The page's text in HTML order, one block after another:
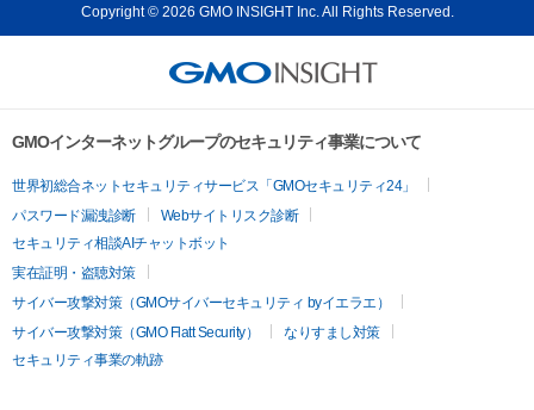
Copyright © 2026 GMO INSIGHT Inc. All Rights Reserved.
GMOインターネットグループのセキュリティ事業について
世界初総合ネットセキュリティサービス「GMOセキュリティ24」
パスワード漏洩診断
Webサイトリスク診断
セキュリティ相談AIチャットボット
実在証明・盗聴対策
サイバー攻撃対策（GMOサイバーセキュリティ byイエラエ）
サイバー攻撃対策（GMO Flatt Security）
なりすまし対策
セキュリティ事業の軌跡